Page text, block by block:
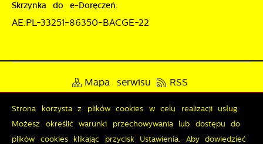
Skrzynka do e-Doręczeń:
AE:PL-33251-86350-BACGE-22
Mapa serwisu RSS
Deklaracja dostępności
Polityka prywatności
Strona korzysta z plików cookies w celu realizacji usług.
Możesz określić warunki przechowywania lub dostępu do
plików cookies klikając przycisk Ustawienia. Aby dowiedzieć